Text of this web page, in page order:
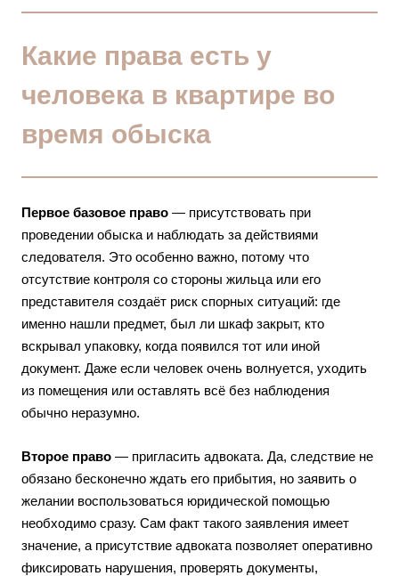
Какие права есть у
человека в квартире во
время обыска
Первое базовое право — присутствовать при
проведении обыска и наблюдать за действиями
следователя. Это особенно важно, потому что
отсутствие контроля со стороны жильца или его
представителя создаёт риск спорных ситуаций: где
именно нашли предмет, был ли шкаф закрыт, кто
вскрывал упаковку, когда появился тот или иной
документ. Даже если человек очень волнуется, уходить
из помещения или оставлять всё без наблюдения
обычно неразумно.
Второе право — пригласить адвоката. Да, следствие не
обязано бесконечно ждать его прибытия, но заявить о
желании воспользоваться юридической помощью
необходимо сразу. Сам факт такого заявления имеет
значение, а присутствие адвоката позволяет оперативно
фиксировать нарушения, проверять документы,